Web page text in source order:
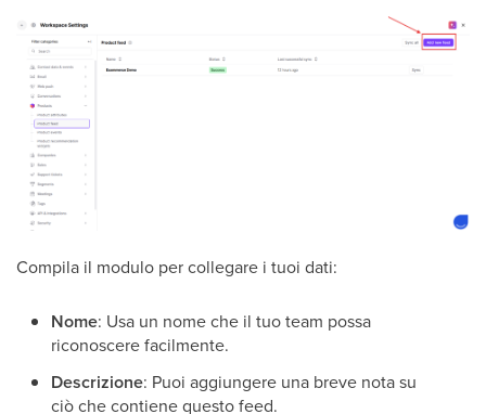
Compila il modulo per collegare i tuoi dati:
Nome: Usa un nome che il tuo team possa
riconoscere facilmente.
Descrizione: Puoi aggiungere una breve nota su
ciò che contiene questo feed.